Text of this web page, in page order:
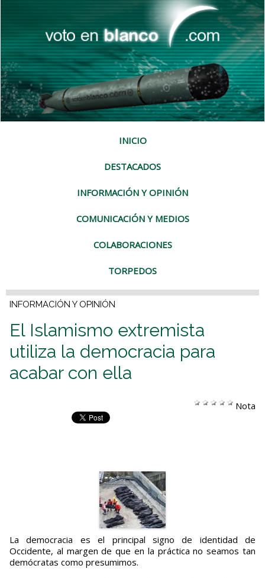
INICIO
DESTACADOS
INFORMACIÓN Y OPINIÓN
COMUNICACIÓN Y MEDIOS
COLABORACIONES
TORPEDOS
INFORMACIÓN Y OPINIÓN
El Islamismo extremista
utiliza la democracia para
acabar con ella
Nota
La democracia es el principal signo de identidad de
Occidente, al margen de que en la práctica no seamos tan
demócratas como presumimos.